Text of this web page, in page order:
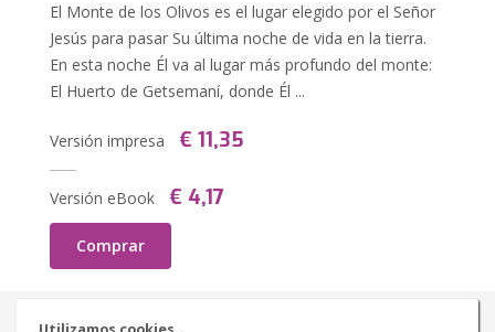
El Monte de los Olivos es el lugar elegido por el Señor
Jesús para pasar Su última noche de vida en la tierra.
En esta noche Él va al lugar más profundo del monte:
El Huerto de Getsemaní, donde Él ...
Versión impresa € 11,35
Versión eBook € 4,17
Comprar